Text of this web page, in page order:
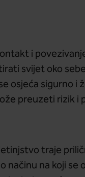
i
svijet oko
osjeća sigurno i
preuzeti rizik
traje
na koji se